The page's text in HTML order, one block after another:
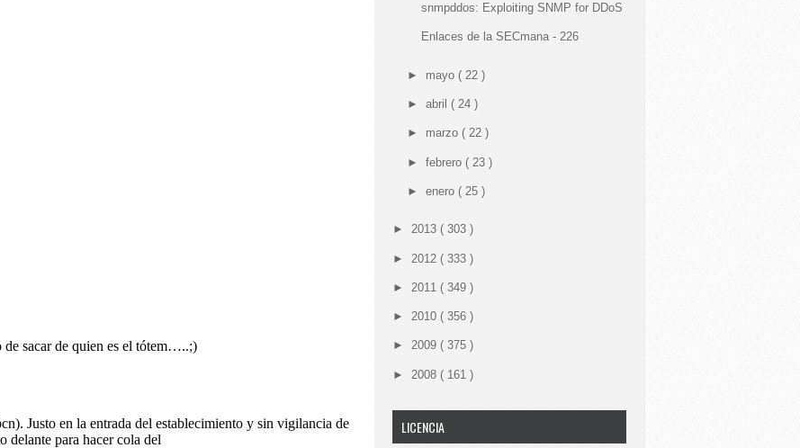
snmpddos: Exploiting SNMP for DDoS
Enlaces de la SECmana - 226
► mayo ( 22 )
► abril ( 24 )
► marzo ( 22 )
► febrero ( 23 )
► enero ( 25 )
► 2013 ( 303 )
► 2012 ( 333 )
► 2011 ( 349 )
► 2010 ( 356 )
► 2009 ( 375 )
► 2008 ( 161 )
LICENCIA